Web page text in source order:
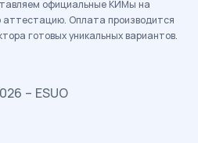
официальные КИМы на
аттестацию. Оплата производится
готовых уникальных вариантов.
– ESUO